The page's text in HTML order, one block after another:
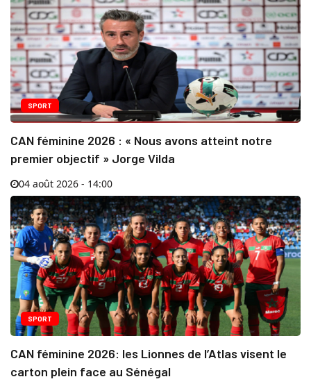
SPORT
CAN féminine 2026 : « Nous avons atteint notre
premier objectif » Jorge Vilda
04 août 2026 - 14:00
SPORT
CAN féminine 2026: les Lionnes de l’Atlas visent le
carton plein face au Sénégal